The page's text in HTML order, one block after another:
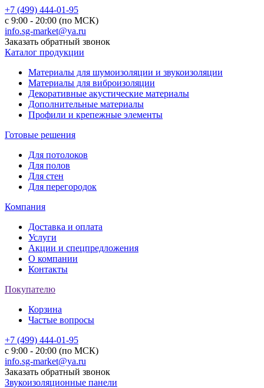
+7 (499) 444-01-95
с 9:00 - 20:00 (по МСК)
info.sg-market@ya.ru
Заказать обратный звонок
Каталог продукции
Материалы для шумоизоляции и звукоизоляции
Материалы для виброизоляции
Декоративные акустические материалы
Дополнительные материалы
Профили и крепежные элементы
Готовые решения
Для потолоков
Для полов
Для стен
Для перегородок
Компания
Доставка и оплата
Услуги
Акции и спецпредложения
О компании
Контакты
Покупателю
Корзина
Частые вопросы
+7 (499) 444-01-95
с 9:00 - 20:00 (по МСК)
info.sg-market@ya.ru
Заказать обратный звонок
Звукоизоляционные панели